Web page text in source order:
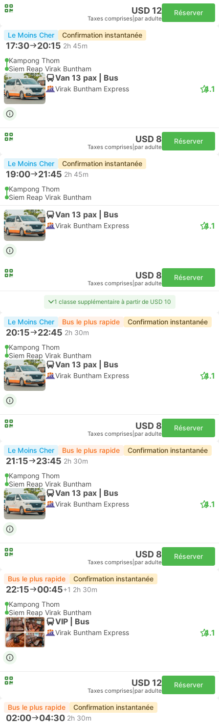
USD 12
Taxes comprises par adulte
Réserver
Le Moins Cher Confirmation instantanée
17:30 20:15 2h 45m
Kampong Thom
Siem Reap Virak Buntham
Van 13 pax | Bus
Virak Buntham Express 4.1
USD 8
Taxes comprises par adulte
Réserver
Le Moins Cher Confirmation instantanée
19:00 21:45 2h 45m
Kampong Thom
Siem Reap Virak Buntham
Van 13 pax | Bus
Virak Buntham Express 4.1
USD 8
Taxes comprises par adulte
Réserver
1 classe supplémentaire à partir de USD 10
Le Moins Cher Bus le plus rapide Confirmation instantanée
20:15 22:45 2h 30m
Kampong Thom
Siem Reap Virak Buntham
Van 13 pax | Bus
Virak Buntham Express 4.1
USD 8
Taxes comprises par adulte
Réserver
Le Moins Cher Bus le plus rapide Confirmation instantanée
21:15 23:45 2h 30m
Kampong Thom
Siem Reap Virak Buntham
Van 13 pax | Bus
Virak Buntham Express 4.1
USD 8
Taxes comprises par adulte
Réserver
Bus le plus rapide Confirmation instantanée
22:15 00:45+1 2h 30m
Kampong Thom
Siem Reap Virak Buntham
VIP | Bus
Virak Buntham Express 4.1
USD 12
Taxes comprises par adulte
Réserver
Bus le plus rapide Confirmation instantanée
02:00 04:30 2h 30m